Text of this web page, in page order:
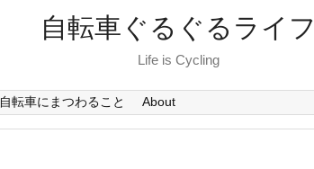
自転車ぐるぐるライフ
Life is Cycling
自転車にまつわること About